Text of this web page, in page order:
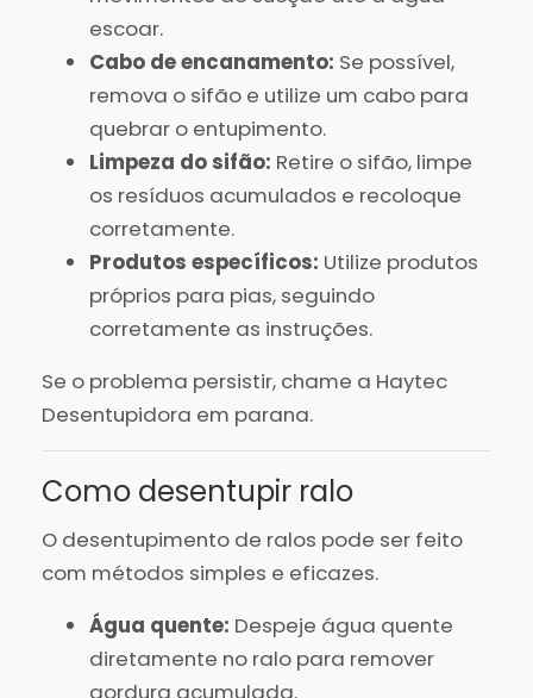
escoar.
Cabo de encanamento: Se possível,
remova o sifão e utilize um cabo para
quebrar o entupimento.
Limpeza do sifão: Retire o sifão, limpe
os resíduos acumulados e recoloque
corretamente.
Produtos específicos: Utilize produtos
próprios para pias, seguindo
corretamente as instruções.
Se o problema persistir, chame a Haytec
Desentupidora em parana.
Como desentupir ralo
O desentupimento de ralos pode ser feito
com métodos simples e eficazes.
Água quente: Despeje água quente
diretamente no ralo para remover